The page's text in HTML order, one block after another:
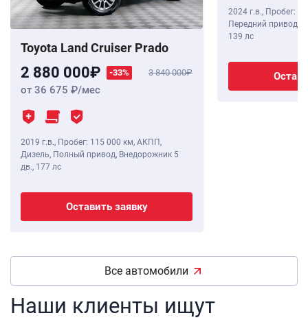
Toyota Land Cruiser Prado
2 880 000 -33% 3 840 000
от 36 675 /мес
2019 г.в., Пробег: 115 000 км, АКПП,
Дизель, Полный привод, Внедорожник 5
дв., 177 лс
Оставить заявку
2024 г.в., Пробег: 8
Передний привод,
139 лс
Все автомобили
Наши клиенты ищут